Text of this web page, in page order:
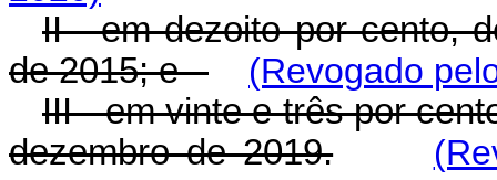
II - em dezoito por cento,
de 2015; e
(Revogado
III - em vinte e três por
dezembro de 2019.